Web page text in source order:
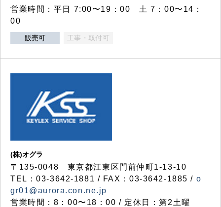
営業時間：平日 7:00〜19：00 土 7：00〜14：
00
販売可 工事・取付可
(株)オグラ
〒135-0048 東京都江東区門前仲町1-13-10
TEL：03-3642-1881 / FAX：03-3642-1885 / o
gr01@aurora.con.ne.jp
営業時間：8：00〜18：00 / 定休日：第2土曜